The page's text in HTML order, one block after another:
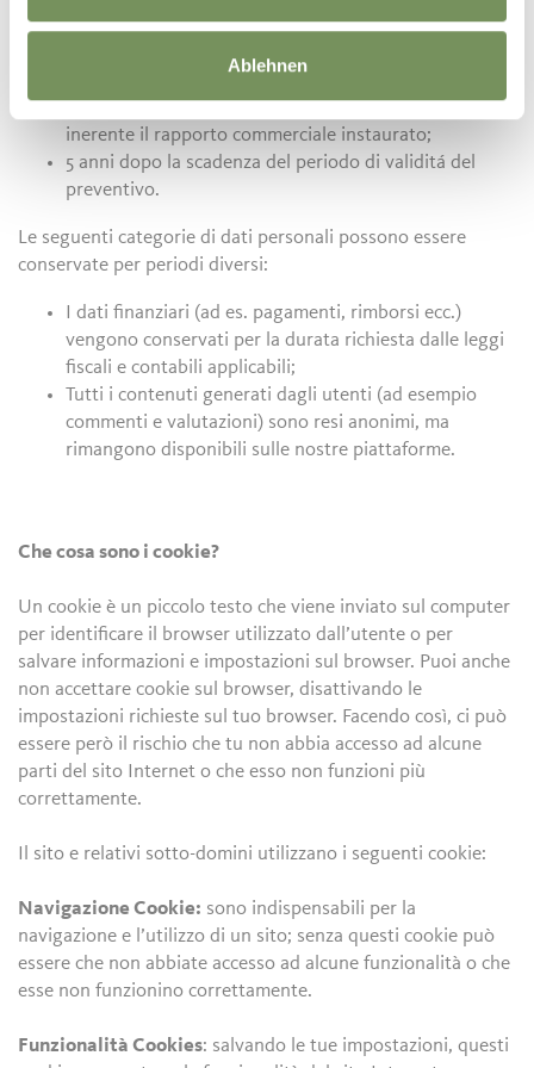
Ablehnen
quanto riguarda la conservazione dei dati da noi trattati,
siamo a riportare le seguenti scadenze temporali:
5 anni dopo l’ultimo trattamento del dato effettuato
inerente il rapporto commerciale instaurato;
5 anni dopo la scadenza del periodo di validitá del
preventivo.
Le seguenti categorie di dati personali possono essere
conservate per periodi diversi:
I dati finanziari (ad es. pagamenti, rimborsi ecc.)
vengono conservati per la durata richiesta dalle leggi
fiscali e contabili applicabili;
Tutti i contenuti generati dagli utenti (ad esempio
commenti e valutazioni) sono resi anonimi, ma
rimangono disponibili sulle nostre piattaforme.
Che cosa sono i cookie?
Un cookie è un piccolo testo che viene inviato sul computer
per identificare il browser utilizzato dall’utente o per
salvare informazioni e impostazioni sul browser. Puoi anche
non accettare cookie sul browser, disattivando le
impostazioni richieste sul tuo browser. Facendo così, ci può
essere però il rischio che tu non abbia accesso ad alcune
parti del sito Internet o che esso non funzioni più
correttamente.
Il sito e relativi sotto-domini utilizzano i seguenti cookie:
Navigazione Cookie: sono indispensabili per la
navigazione e l’utilizzo di un sito; senza questi cookie può
essere che non abbiate accesso ad alcune funzionalità o che
esse non funzionino correttamente.
Funzionalità Cookies: salvando le tue impostazioni, questi